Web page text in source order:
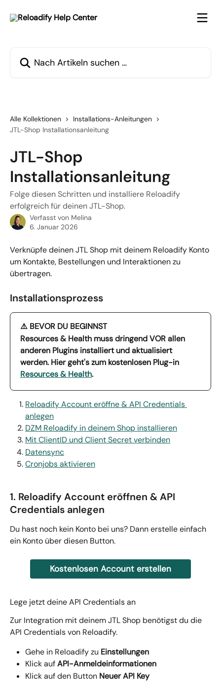
Alle Kollektionen
Installations-Anleitungen
JTL-Shop Installationsanleitung
JTL-Shop
Installationsanleitung
Folge diesen Schritten und installiere Reloadify
erfolgreich für deinen JTL-Shop.
Verfasst von Melina
6. Januar 2026
Verknüpfe deinen JTL Shop mit deinem Reloadify Konto
um Kontakte, Bestellungen und Interaktionen zu
übertragen.
Installationsprozess
⚠️ BEVOR DU BEGINNST
Resources & Health muss dringend VOR allen
anderen Plugins installiert und aktualisiert
werden. Hier geht's zum kostenlosen Plug-in
Resources & Health.
Reloadify Account eröffne & API Credentials
anlegen
DZM Reloadify in deinem Shop installieren
Mit ClientID und Client Secret verbinden
Datensync
Cronjobs aktivieren
1. Reloadify Account eröffnen & API
Credentials anlegen
Du hast noch kein Konto bei uns? Dann erstelle einfach
ein Konto über diesen Button.
Kostenlosen Account erstellen
Lege jetzt deine API Credentials an
Zur Integration mit deinem JTL Shop benötigst du die
API Credentials von Reloadify.
Gehe in Reloadify zu Einstellungen
Klick auf API-Anmeldeinformationen
Klick auf den Button Neuer API Key